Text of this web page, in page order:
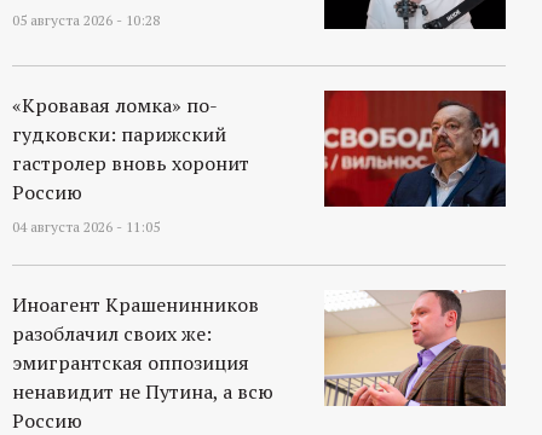
05 августа 2026 - 10:28
«Кровавая ломка» по-
гудковски: парижский
гастролер вновь хоронит
Россию
04 августа 2026 - 11:05
Иноагент Крашенинников
разоблачил своих же:
эмигрантская оппозиция
ненавидит не Путина, а всю
Россию